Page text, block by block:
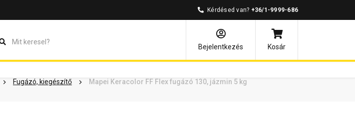
Kérdésed van? +36/1-9999-686
Bejelentkezés
Kosár
Fugázó, kiegészítő Mapei Keracolor FF Flex fugázó 130, jázmin 5 kg
Dokumentumok Vásárlói vélemények Kérdések és válaszok